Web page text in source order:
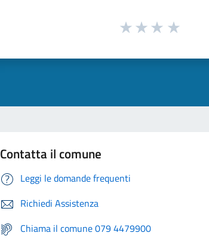
Contatta il comune
Leggi le domande frequenti
Richiedi Assistenza
Chiama il comune 079 4479900